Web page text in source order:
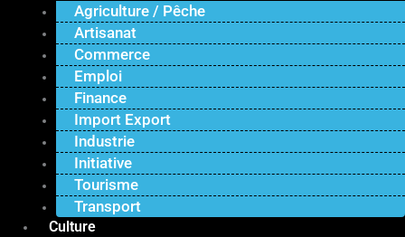
Agriculture / Pêche
Artisanat
Commerce
Emploi
Finance
Import Export
Industrie
Initiative
Tourisme
Transport
Culture